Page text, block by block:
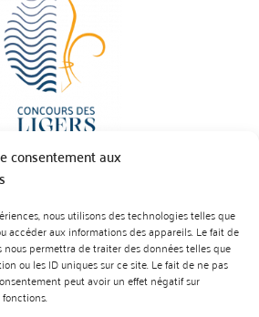
consentement aux
nous utilisons des technologies telles que
accéder aux informations des appareils. Le fait de
permettra de traiter des données telles que
ou les ID uniques sur ce site. Le fait de ne pas
peut avoir un effet négatif sur
JUIGNE SUR LOIRE
:07 88 99 01 07